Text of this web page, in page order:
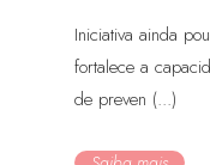
Iniciativa ainda
fortalece a
de preven (...)